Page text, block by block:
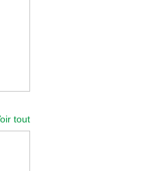
tout